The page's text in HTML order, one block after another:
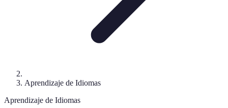
Aprendizaje de Idiomas
Aprendizaje de Idiomas